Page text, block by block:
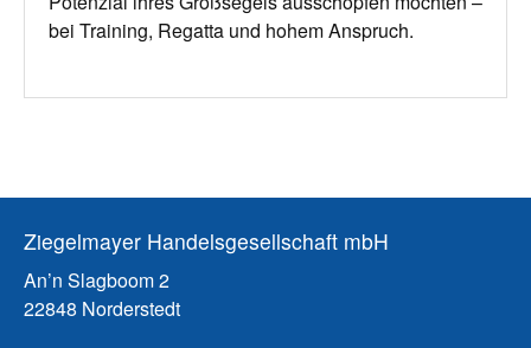
bei Training, Regatta und hohem Anspruch.
Ziegelmayer Handelsgesellschaft mbH
An’n Slagboom 2
22848 Norderstedt